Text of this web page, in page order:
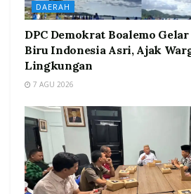
DAERAH
DPC Demokrat Boalemo
Biru Indonesia Asri, Ajak
Lingkungan
7 AGU 2026